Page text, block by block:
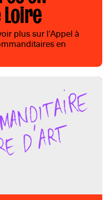
plus sur l'Appel à
en